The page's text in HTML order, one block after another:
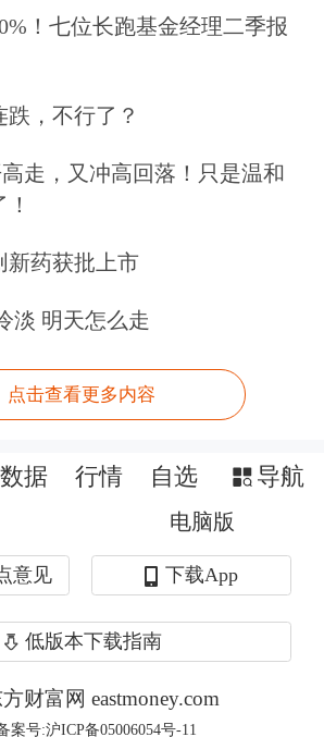
未来美国CPI数据可能回
员来说，短线上，反弹做
虑，下方关注2530~2560
次是2500美元整数关口。
价能回升至2530美元上
解近期的压力。
略师师James Stanley则对
今年到目前为止，金价仍
幅最高曾达40%。在此过
相对强弱指标）在月线图
显示超买。连续两周或更
合理回调，还要追溯到5
正试图在2300美元上方站
！七位长跑基金经理二季报
，不行了？
走，又冲高回落！只是温和
新药获批上市
淡 明天怎么走
点击查看更多内容
数据 行情 自选 导航
电脑版
意见 下载App
低版本下载指南
财富网 eastmoney.com
案号:沪ICP备05006054号-11